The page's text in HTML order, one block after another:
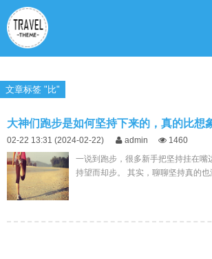
文章标签 "比"
大神们跑步是如何坚持下来的，真的比想
02-22 13:31 (2024-02-22) admin
1460
一说到跑步，很多新手把坚持挂在嘴
持望而却步。 其实，聊聊坚持真的